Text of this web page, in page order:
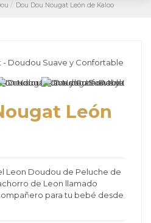
Dou Dou Nougat León de Kaloo
León
Leon Doudou de Peluche de
de Leon llamado
para tu bebé desde